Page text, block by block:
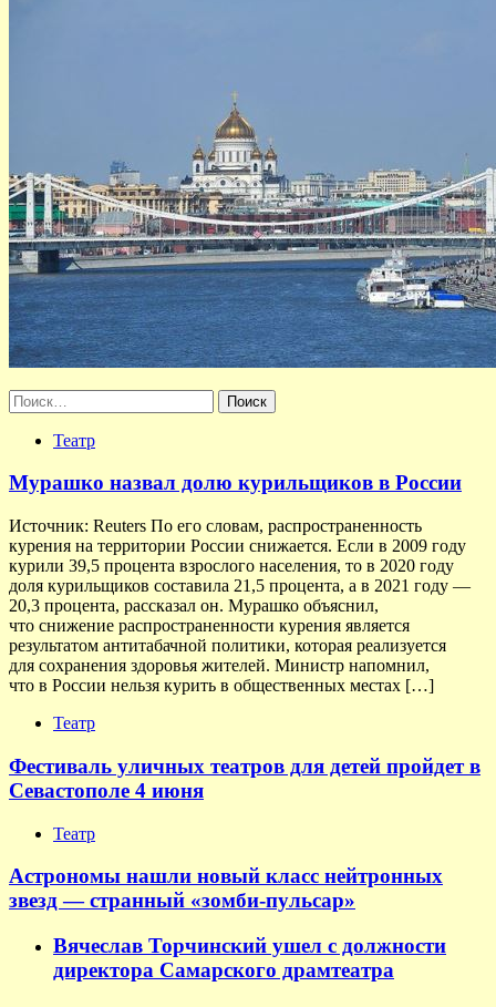
Найти:
Театр
Мурашко назвал долю курильщиков в России
Источник: Reuters По его словам, распространенность
курения на территории России снижается. Если в 2009 году
курили 39,5 процента взрослого населения, то в 2020 году
доля курильщиков составила 21,5 процента, а в 2021 году —
20,3 процента, рассказал он. Мурашко объяснил,
что снижение распространенности курения является
результатом антитабачной политики, которая реализуется
для сохранения здоровья жителей. Министр напомнил,
что в России нельзя курить в общественных местах […]
Театр
Фестиваль уличных театров для детей пройдет в
Севастополе 4 июня
Театр
Астрономы нашли новый класс нейтронных
звезд — странный «зомби-пульсар»
Вячеслав Торчинский ушел с должности
директора Самарского драмтеатра